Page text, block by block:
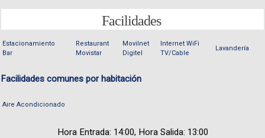
Facilidades
Estacionamiento
Bar
Restaurant
Movistar
Movilnet
Digitel
Internet WiFi
TV/Cable
Lavandería
Facilidades comunes por habitación
Aire Acondicionado
Hora Entrada: 14:00, Hora Salida: 13:00